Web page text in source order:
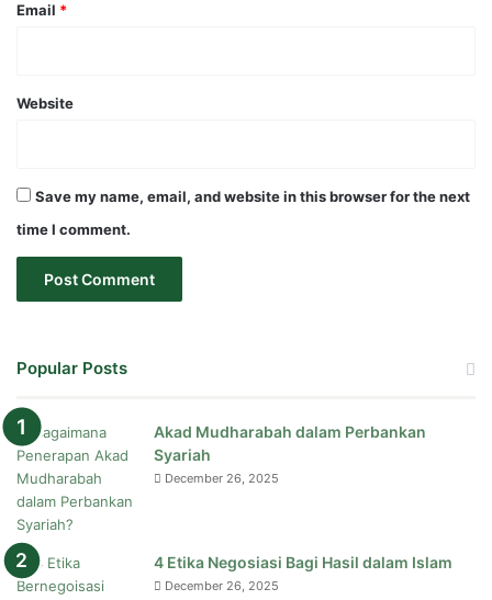
Email *
Website
Save my name, email, and website in this browser for the next
time I comment.
Popular Posts
Akad Mudharabah dalam Perbankan
Syariah
December 26, 2025
4 Etika Negosiasi Bagi Hasil dalam Islam
December 26, 2025